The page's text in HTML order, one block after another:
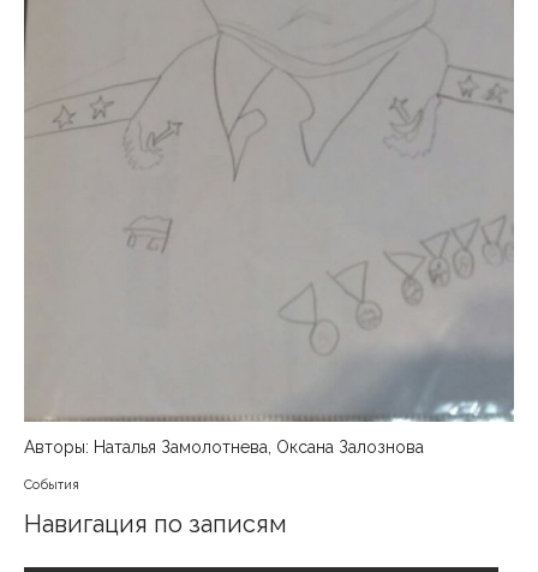
Авторы: Наталья Замолотнева, Оксана Залознова
События
Навигация по записям